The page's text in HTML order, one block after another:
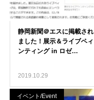
2019.10.29
イベント/Event